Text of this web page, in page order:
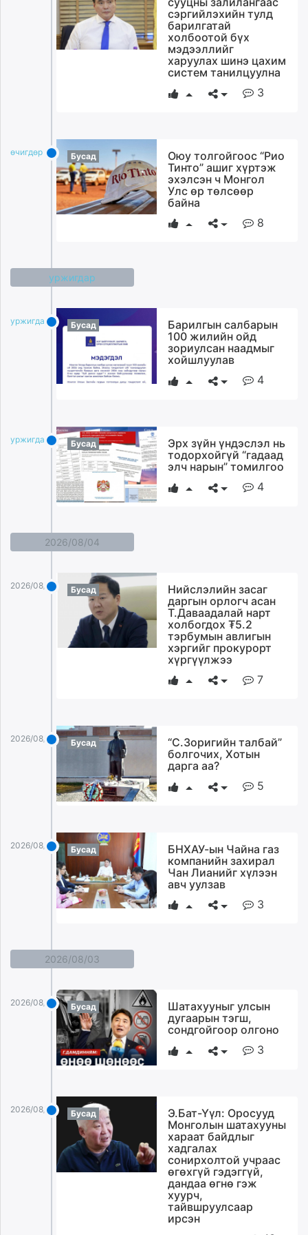
Livetv.mn
zarig.mn
today.mn
mminfo.mn
ugluu.mn
asu.mn
shudarga.mn
unuudur.mn
shuum.mn
times.mn
tvmongolia.mn
unegui.mn
tac.mn
unread.today
сэргийлэхийн тулд
барилгатай
холбоотой бүх
мэдээллийг
харуулах шинэ цахим
систем танилцуулна
3
өчигдѳр Бусад
Оюу толгойгоос “Рио
Тинто” ашиг хүртэж
эхэлсэн ч Монгол
Улс өр төлсөөр
байна
8
уржигдар
уржигдар Бусад
Барилгын салбарын
100 жилийн ойд
зориулсан наадмыг
хойшлуулав
4
уржигдар Бусад
Эрх зүйн үндэслэл нь
тодорхойгүй “гадаад
элч нарын” томилгоо
4
2026/08/04
2026/08/04 Бусад
Нийслэлийн засаг
даргын орлогч асан
Т.Даваадалай нарт
холбогдох ₮5.2
тэрбумын авлигын
хэргийг прокурорт
хүргүүлжээ
7
2026/08/04 Бусад
“С.Зоригийн талбай”
болгочих, Хотын
дарга аа?
5
2026/08/04 Бусад
БНХАУ-ын Чайна газ
компанийн захирал
Чан Лианийг хүлээн
авч уулзав
3
2026/08/03
2026/08/03 Бусад
Шатахууныг улсын
дугаарын тэгш,
сондгойгоор олгоно
3
2026/08/03 Бусад
Э.Бат-Үүл: Оросууд
Монголын шатахууны
хараат байдлыг
хадгалах
сонирхолтой учраас
өгөхгүй гэдэггүй,
дандаа өгнө гэж
хуурч,
тайвшруулсаар
ирсэн